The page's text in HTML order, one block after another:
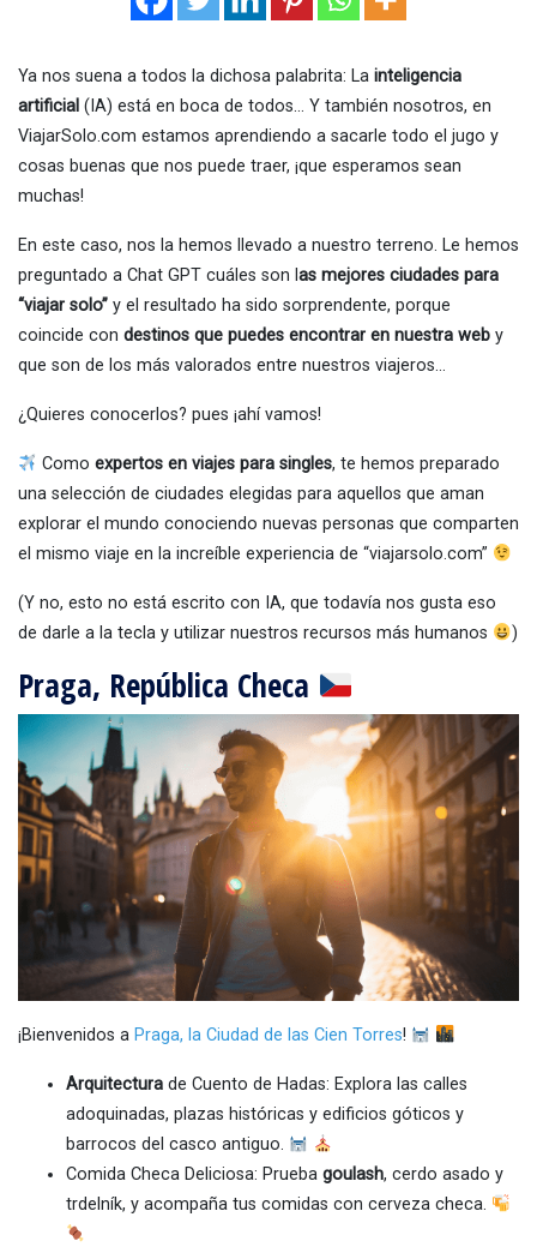
Ya nos suena a todos la dichosa palabrita: La inteligencia
artificial (IA) está en boca de todos… Y también nosotros, en
ViajarSolo.com estamos aprendiendo a sacarle todo el jugo y
cosas buenas que nos puede traer, ¡que esperamos sean
muchas!
En este caso, nos la hemos llevado a nuestro terreno. Le hemos
preguntado a Chat GPT cuáles son l as mejores ciudades para
“viajar solo” y el resultado ha sido sorprendente, porque
coincide con destinos que puedes encontrar en nuestra web y
que son de los más valorados entre nuestros viajeros…
¿Quieres conocerlos? pues ¡ahí vamos!
Comoexpertos en viajes para singles, te hemos preparado
una selección de ciudades elegidas para aquellos que aman
explorar el mundo conociendo nuevas personas que comparten
el mismo viaje en la increíble experiencia de “viajarsolo.com”
(Y no, esto no está escrito con IA, que todavía nos gusta eso
de darle a la tecla y utilizar nuestros recursos más humanos
)
Praga, República Checa
¡Bienvenidos a Praga, la Ciudad de las Cien Torres!
Arquitectura de Cuento de Hadas: Explora las calles
adoquinadas, plazas históricas y edificios góticos y
barrocos del casco antiguo.
Comida Checa Deliciosa: Prueba goulash, cerdo asado y
trdelník, y acompaña tus comidas con cerveza checa.